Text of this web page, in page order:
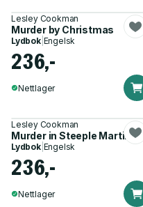
Lesley Cookman
Murder by Christmas
Lydbok| Engelsk
236,-
Nettlager
Lesley Cookman
Murder in Steeple Martin
Lydbok| Engelsk
236,-
Nettlager